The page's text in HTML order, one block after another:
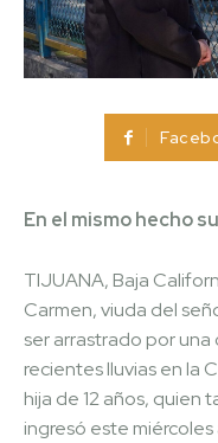
En el mismo hecho
TIJUANA, Baja
Carmen, viuda del
ser arrastrado por
recientes lluvias en la
hija de 12 años, quien
ingresó este